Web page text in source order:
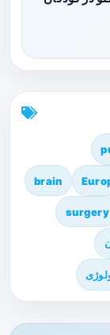
brain
surgery